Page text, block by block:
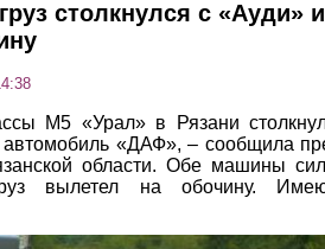
столкнулся с «Ауди» и
М5 «Урал» в Рязани
автомобиль «ДАФ», – сообщила
области. Обе машины
вылетел на обочину.